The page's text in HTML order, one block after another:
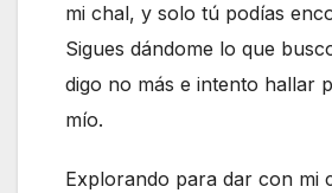
mi chal, y solo tú podías
Sigues dándome lo que
digo no más e intento hallar
mío.
Explorando para dar con mi